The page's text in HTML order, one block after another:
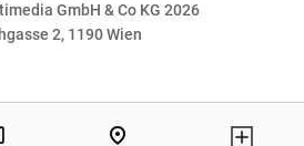
GmbH & Co KG 2026
2, 1190 Wien
pin_drop